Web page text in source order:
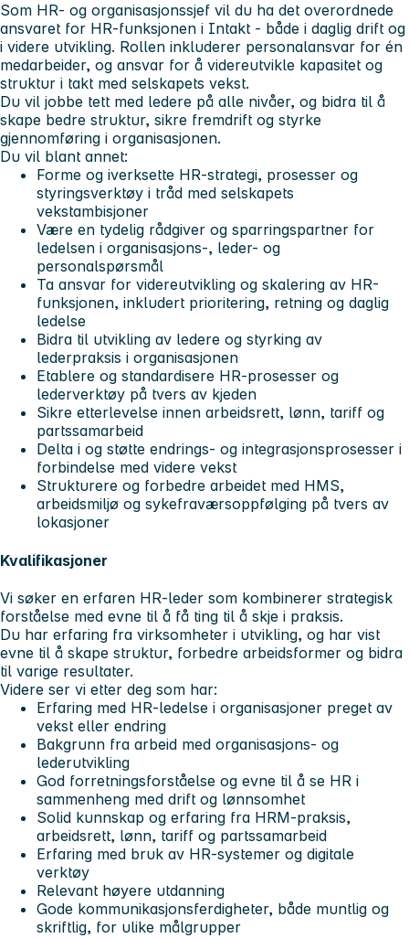
Som HR- og organisasjonssjef vil du ha det overordnede
ansvaret for HR-funksjonen i Intakt - både i daglig drift og
i videre utvikling. Rollen inkluderer personalansvar for én
medarbeider, og ansvar for å videreutvikle kapasitet og
struktur i takt med selskapets vekst.
Du vil jobbe tett med ledere på alle nivåer, og bidra til å
skape bedre struktur, sikre fremdrift og styrke
gjennomføring i organisasjonen.
Du vil blant annet:
Forme og iverksette HR-strategi, prosesser og
styringsverktøy i tråd med selskapets
vekstambisjoner
Være en tydelig rådgiver og sparringspartner for
ledelsen i organisasjons-, leder- og
personalspørsmål
Ta ansvar for videreutvikling og skalering av HR-
funksjonen, inkludert prioritering, retning og daglig
ledelse
Bidra til utvikling av ledere og styrking av
lederpraksis i organisasjonen
Etablere og standardisere HR-prosesser og
lederverktøy på tvers av kjeden
Sikre etterlevelse innen arbeidsrett, lønn, tariff og
partssamarbeid
Delta i og støtte endrings- og integrasjonsprosesser i
forbindelse med videre vekst
Strukturere og forbedre arbeidet med HMS,
arbeidsmiljø og sykefraværsoppfølging på tvers av
lokasjoner
Kvalifikasjoner
Vi søker en erfaren HR-leder som kombinerer strategisk
forståelse med evne til å få ting til å skje i praksis.
Du har erfaring fra virksomheter i utvikling, og har vist
evne til å skape struktur, forbedre arbeidsformer og bidra
til varige resultater.
Videre ser vi etter deg som har:
Erfaring med HR-ledelse i organisasjoner preget av
vekst eller endring
Bakgrunn fra arbeid med organisasjons- og
lederutvikling
God forretningsforståelse og evne til å se HR i
sammenheng med drift og lønnsomhet
Solid kunnskap og erfaring fra HRM-praksis,
arbeidsrett, lønn, tariff og partssamarbeid
Erfaring med bruk av HR-systemer og digitale
verktøy
Relevant høyere utdanning
Gode kommunikasjonsferdigheter, både muntlig og
skriftlig, for ulike målgrupper